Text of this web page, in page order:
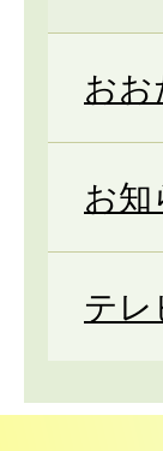
おお
お知
テレ